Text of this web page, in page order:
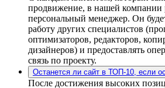
продвижение, в нашей компании
персональный менеджер. Он
работу других специалистов
оптимизаторов, редакторов,
дизайнеров) и предоставлять
связь по проекту.
Останется ли сайт в ТОП-10, если
После достижения высоких